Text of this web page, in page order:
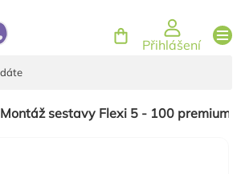
Přihlášení
Montáž sestavy Flexi 5 - 100 premium